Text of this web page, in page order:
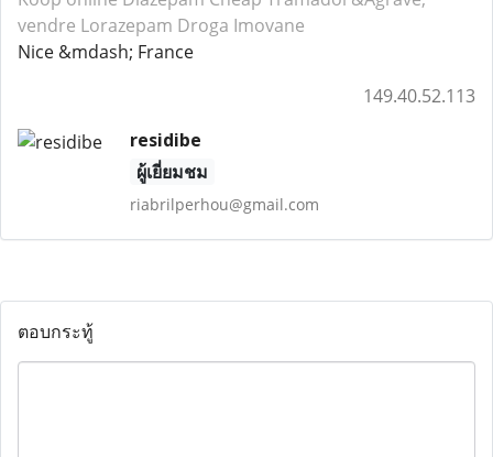
vendre Lorazepam Droga Imovane
Nice &mdash; France
149.40.52.113
residibe
ผู้เยี่ยมชม
riabrilperhou@gmail.com
ตอบกระทู้